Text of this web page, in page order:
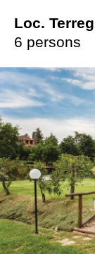
Loc.
6 persons